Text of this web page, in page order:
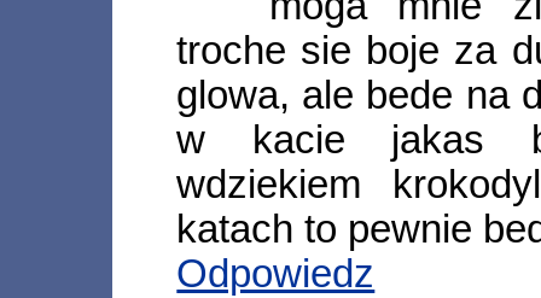
troche sie boje za
glowa, ale bede na
w kacie jakas
wdziekiem
katach to pewnie
Odpowiedz